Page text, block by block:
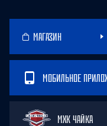
МАГАЗИН
МОБИЛЬНОЕ
МХК ЧАЙКА